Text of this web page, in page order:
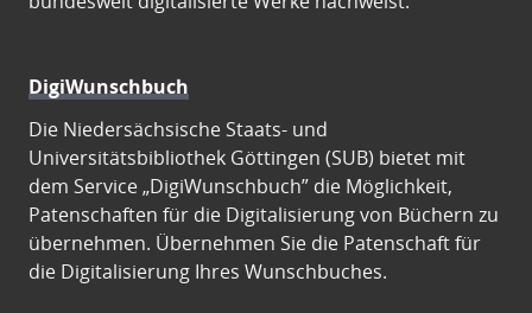
DigiWunschbuch
Die Niedersächsische Staats- und
Universitätsbibliothek Göttingen (SUB) bietet mit
dem Service „DigiWunschbuch” die Möglichkeit,
Patenschaften für die Digitalisierung von Büchern zu
übernehmen. Übernehmen Sie die Patenschaft für
die Digitalisierung Ihres Wunschbuches.